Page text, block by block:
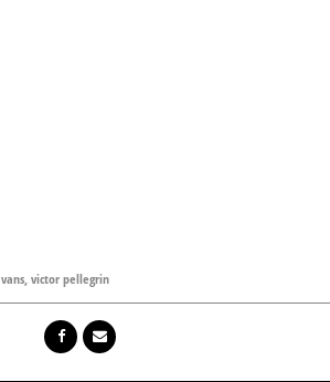
vans,victor pellegrin